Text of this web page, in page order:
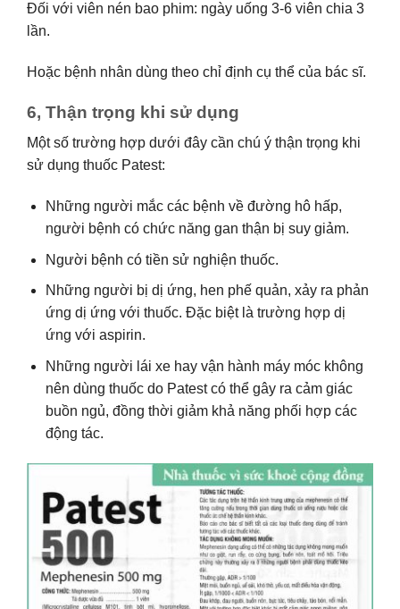
Đối với viên nén bao phim: ngày uống 3-6 viên chia 3
lần.
Hoặc bệnh nhân dùng theo chỉ định cụ thể của bác sĩ.
6, Thận trọng khi sử dụng
Một số trường hợp dưới đây cần chú ý thận trọng khi
sử dụng thuốc Patest:
Những người mắc các bệnh về đường hô hấp,
người bệnh có chức năng gan thận bị suy giảm.
Người bệnh có tiền sử nghiện thuốc.
Những người bị dị ứng, hen phế quản, xảy ra phản
ứng dị ứng với thuốc. Đặc biệt là trường hợp dị
ứng với aspirin.
Những người lái xe hay vận hành máy móc không
nên dùng thuốc do Patest có thể gây ra cảm giác
buồn ngủ, đồng thời giảm khả năng phối hợp các
động tác.